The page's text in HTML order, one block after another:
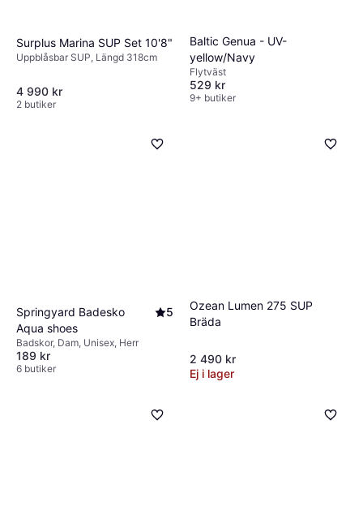
Surplus Marina SUP Set 10'8"
Uppblåsbar SUP, Längd 318cm
4 990 kr
2 butiker
Baltic Genua - UV-
yellow/Navy
Flytväst
529 kr
9+ butiker
Springyard Badesko
Aqua shoes
5
Badskor, Dam, Unisex, Herr
189 kr
6 butiker
Ozean Lumen 275 SUP
Bräda
2 490 kr
Ej i lager